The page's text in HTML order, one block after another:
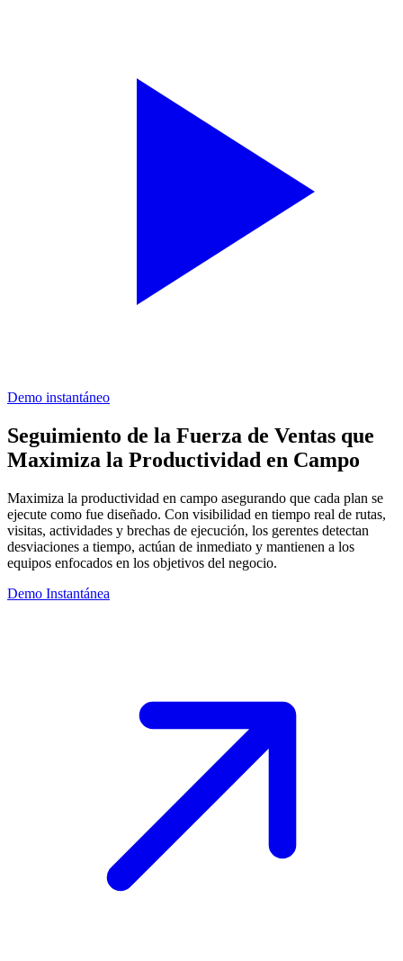
Demo instantáneo
Seguimiento de la Fuerza de Ventas que
Maximiza la Productividad en Campo
Maximiza la productividad en campo asegurando que cada plan se
ejecute como fue diseñado. Con visibilidad en tiempo real de rutas,
visitas, actividades y brechas de ejecución, los gerentes detectan
desviaciones a tiempo, actúan de inmediato y mantienen a los
equipos enfocados en los objetivos del negocio.
Demo Instantánea